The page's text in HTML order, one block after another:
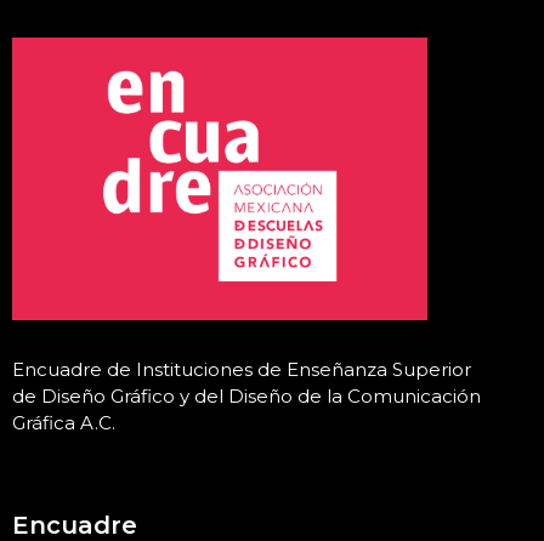
Encuadre de Instituciones de Enseñanza Superior
de Diseño Gráfico y del Diseño de la Comunicación
Gráfica A.C.
Encuadre